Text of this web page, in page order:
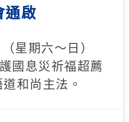
通啟
星期六～日）
國息災祈福超薦
和尚主法。